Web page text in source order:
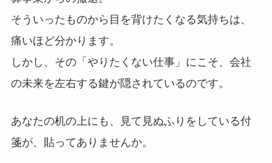
そういったものから目を背けたくなる気持ちは、
痛いほど分かります。
しかし、その「やりたくない仕事」にこそ、会社
の未来を左右する鍵が隠されているのです。
あなたの机の上にも、見て見ぬふりをしている付
箋が、貼ってありませんか。